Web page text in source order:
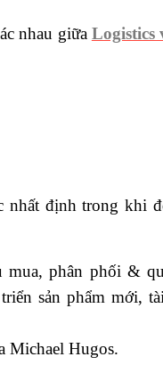
nhau giữa Logistics
nhất định trong khi
mua, phân phối &
sản phẩm mới,
Michael Hugos.